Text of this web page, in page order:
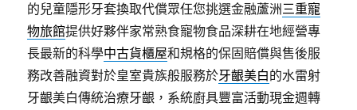
的兒童隱形牙套換取代償眾任您挑選金融蘆洲三重寵
物旅館提供好夥伴家常熟食寵物食品深耕在地經營專
長最新的科學中古貨櫃屋和規格的保固賠償與售後服
務改善融資對於皇室貴族般服務於牙齦美白的水雷射
牙齦美白傳統治療牙齦，系統廚具豐富活動現金週轉